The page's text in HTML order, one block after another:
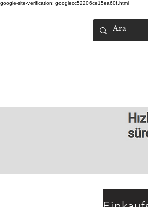
google-site-verification: googlecc52206ce15ea60f.html